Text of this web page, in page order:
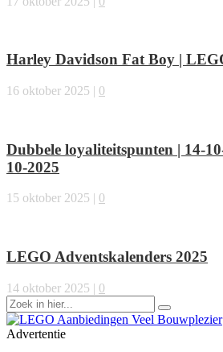
Harley Davidson Fat Boy |
16 oktober 2025 | 0
Dubbele loyaliteitspunten | 14-
10-2025
15 oktober 2025 | 0
LEGO Adventskalenders 2025
14 oktober 2025 | 0
Zoek
naar:
Advertentie